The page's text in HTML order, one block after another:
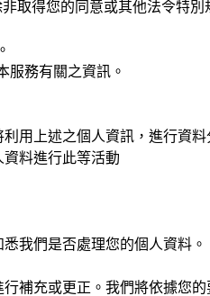
取得您的同意或其他法令特別
服務有關之資訊。
用上述之個人資訊，進行資
料進行此等活動
我們是否處理您的個人資料。
補充或更正。我們將依據您